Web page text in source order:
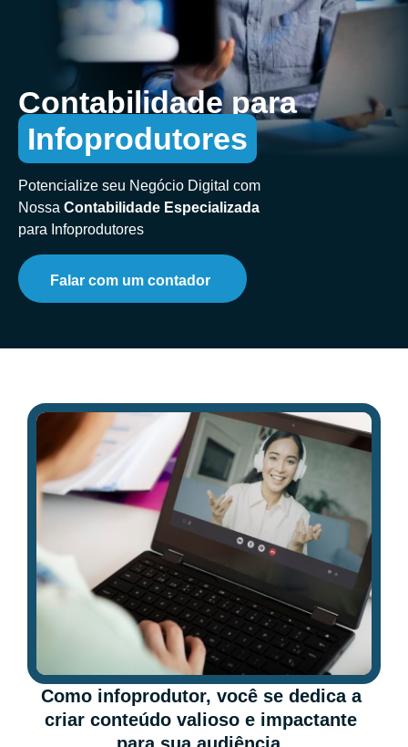
Contabilidade para
Infoprodutores
Potencialize seu Negócio Digital com
Nossa Contabilidade Especializada
para Infoprodutores
Falar com um contador
Como infoprodutor, você se dedica a
criar conteúdo valioso e impactante